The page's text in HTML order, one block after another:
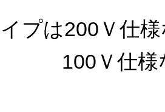
プは200Ｖ仕
仕様なら